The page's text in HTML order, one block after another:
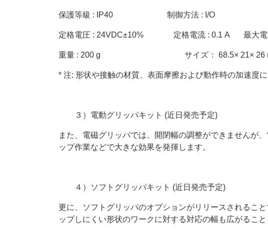
保護等級 : IP40 制御方法 : I/O
定格電圧 : 24VDC±10% 定格電流 : 0.1 A 最大電
重量 : 200 g サイズ： 68.5× 21× 26
* 注: 形状や接触の材質、表面摩擦および動作時の加速度に
３）電動グリッパキット (近日発売予定)
また、電磁グリッパでは、開閉幅の調整ができませんが
ップ作業などで大きな効果を発揮します。
４）ソフトグリッパキット (近日発売予定)
更に、ソフトグリッパのオプションがリリースされるこ
ップしにくい形状のワークに対する対応の幅も広がる